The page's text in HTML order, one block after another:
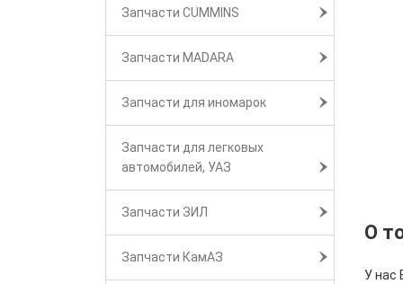
Запчасти CUMMINS
Запчасти MADARA
Запчасти для иномарок
Запчасти для легковых
автомобилей, УАЗ
Запчасти ЗИЛ
Запчасти КамАЗ
О
У нас